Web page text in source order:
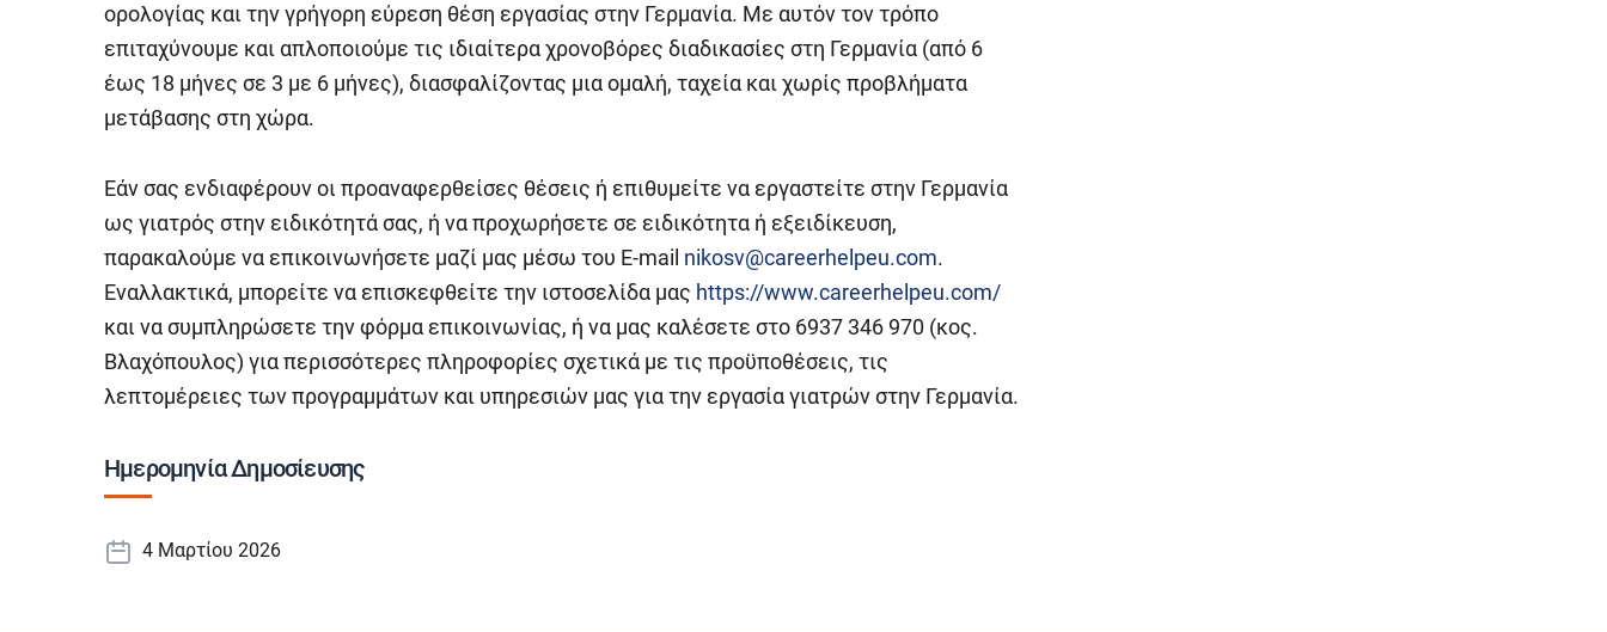
ορολογίας και την γρήγορη εύρεση θέση εργασίας στην Γερμανία. Με αυτόν τον τρόπο
επιταχύνουμε και απλοποιούμε τις ιδιαίτερα χρονοβόρες διαδικασίες στη Γερμανία (από 6
έως 18 μήνες σε 3 με 6 μήνες), διασφαλίζοντας μια ομαλή, ταχεία και χωρίς προβλήματα
μετάβασης στη χώρα.
Εάν σας ενδιαφέρουν οι προαναφερθείσες θέσεις ή επιθυμείτε να εργαστείτε στην Γερμανία
ως γιατρός στην ειδικότητά σας, ή να προχωρήσετε σε ειδικότητα ή εξειδίκευση,
παρακαλούμε να επικοινωνήσετε μαζί μας μέσω του E-mail nikosv@careerhelpeu.com.
Εναλλακτικά, μπορείτε να επισκεφθείτε την ιστοσελίδα μας https://www.careerhelpeu.com/
και να συμπληρώσετε την φόρμα επικοινωνίας, ή να μας καλέσετε στο 6937 346 970 (κος.
Βλαχόπουλος) για περισσότερες πληροφορίες σχετικά με τις προϋποθέσεις, τις
λεπτομέρειες των προγραμμάτων και υπηρεσιών μας για την εργασία γιατρών στην Γερμανία.
Ημερομηνία Δημοσίευσης
4 Μαρτίου 2026